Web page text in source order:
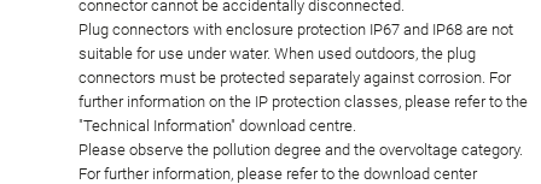
connector cannot be accidentally disconnected.
Plug connectors with enclosure protection IP67 and IP68 are not
suitable for use under water. When used outdoors, the plug
connectors must be protected separately against corrosion. For
further information on the IP protection classes, please refer to the
"Technical Information" download centre.
Please observe the pollution degree and the overvoltage category.
For further information, please refer to the download center